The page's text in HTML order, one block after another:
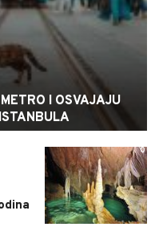
I OSVAJAJU
0